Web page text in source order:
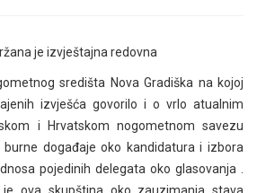
je izvještajna redovna
središta Nova Gradiška na kojoj
izvješća govorilo i o vrlo atualnim
i Hrvatskom nogometnom savezu
događaje oko kandidatura i izbora
pojedinih delegata oko glasovanja .
ova skupština oko zauzimanja stava